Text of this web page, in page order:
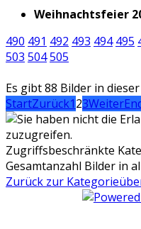
Weihnachtsfeier
490 491 492 493 494 495
503 504505
Es gibt 88 Bilder in
StartZurück123Weiter
Zugriffsbeschränkte
Gesamtanzahl Bilder in
Zurück zur